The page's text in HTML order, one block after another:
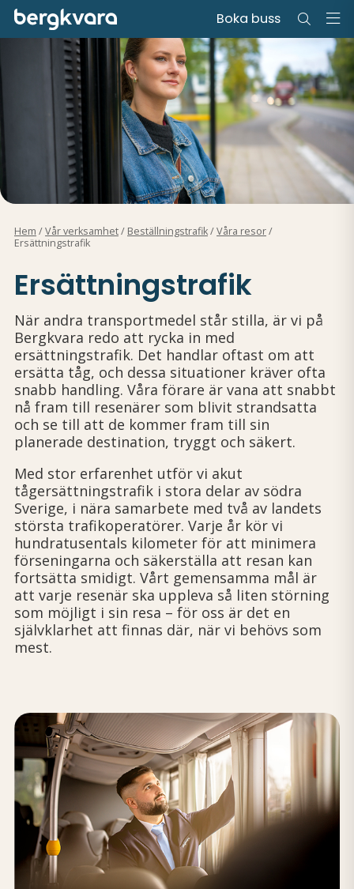
Boka buss
Hem /Vår verksamhet/ Beställningstrafik/Våra resor/
Ersättningstrafik
Ersättningstrafik
När andra transportmedel står stilla, är vi på
Bergkvara redo att rycka in med
ersättningstrafik. Det handlar oftast om att
ersätta tåg, och dessa situationer kräver ofta
snabb handling. Våra förare är vana att snabbt
nå fram till resenärer som blivit strandsatta
och se till att de kommer fram till sin
planerade destination, tryggt och säkert.
Med stor erfarenhet utför vi akut
tågersättningstrafik i stora delar av södra
Sverige, i nära samarbete med två av landets
största trafikoperatörer. Varje år kör vi
hundratusentals kilometer för att minimera
förseningarna och säkerställa att resan kan
fortsätta smidigt. Vårt gemensamma mål är
att varje resenär ska uppleva så liten störning
som möjligt i sin resa – för oss är det en
självklarhet att finnas där, när vi behövs som
mest.